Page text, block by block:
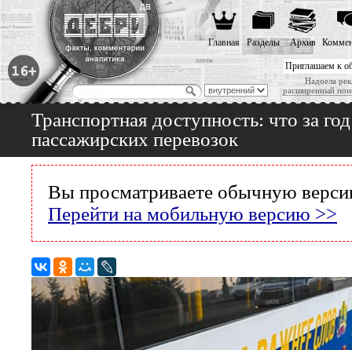
Приглашаем к
Надоела
расширенный
Главная Разделы Архив
Транспортная доступность: что за
пассажирских перевозок
Вы просматриваете обычную
Перейти на мобильную версию >>